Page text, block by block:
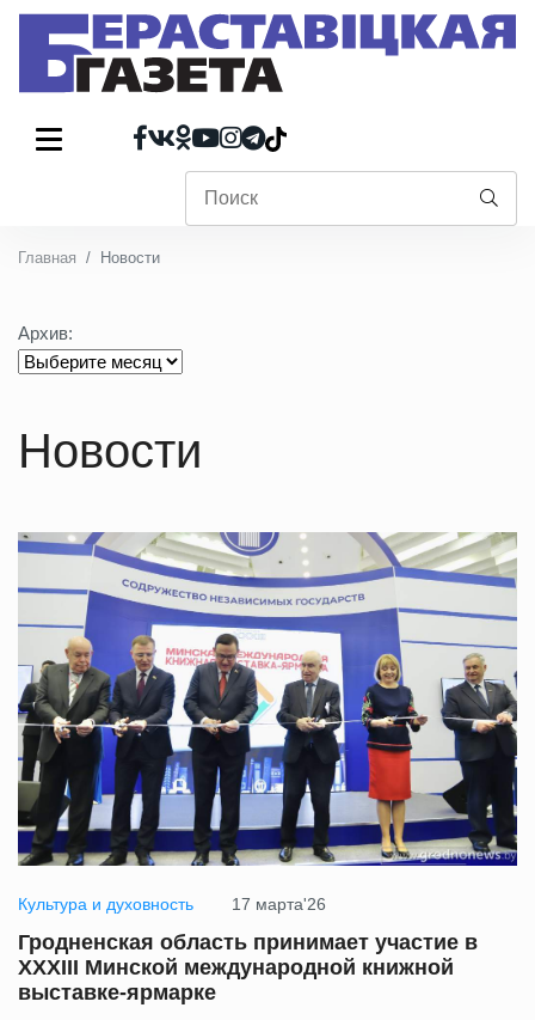
Главная Новости
Архив:
Новости
Культура и духовность 17 марта'26
Гродненская область принимает участие в
XXXIII Минской международной книжной
выставке-ярмарке